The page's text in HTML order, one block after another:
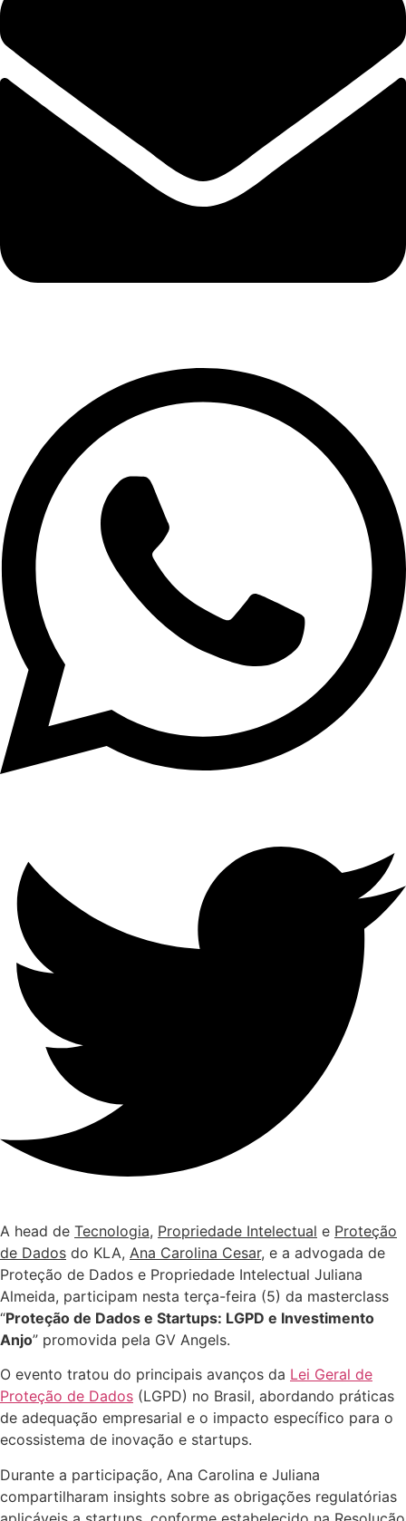
A head de Tecnologia, Propriedade Intelectual e Proteção
de Dados do KLA, Ana Carolina Cesar, e a advogada de
Proteção de Dados e Propriedade Intelectual Juliana
Almeida, participam nesta terça-feira (5) da masterclass
“Proteção de Dados e Startups: LGPD e Investimento
Anjo” promovida pela GV Angels.
O evento tratou do principais avanços da Lei Geral de
Proteção de Dados (LGPD) no Brasil, abordando práticas
de adequação empresarial e o impacto específico para o
ecossistema de inovação e startups.
Durante a participação, Ana Carolina e Juliana
compartilharam insights sobre as obrigações regulatórias